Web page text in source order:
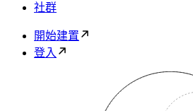
社群
開始建置
登入